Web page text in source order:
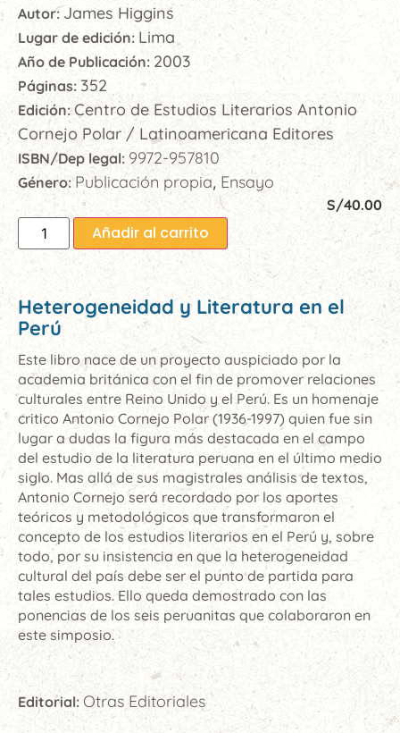
Autor: James Higgins
Lugar de edición: Lima
Año de Publicación: 2003
Páginas: 352
Edición:Centro de Estudios Literarios Antonio
Cornejo Polar / Latinoamericana Editores
ISBN/Dep legal: 9972-957810
Género:Publicación propia, Ensayo
S/40.00
Añadir al carrito
Heterogeneidad y Literatura en el
Perú
Este libro nace de un proyecto auspiciado por la
academia británica con el fin de promover relaciones
culturales entre Reino Unido y el Perú. Es un homenaje
critico Antonio Cornejo Polar (1936-1997) quien fue sin
lugar a dudas la figura más destacada en el campo
del estudio de la literatura peruana en el último medio
siglo. Mas allá de sus magistrales análisis de textos,
Antonio Cornejo será recordado por los aportes
teóricos y metodológicos que transformaron el
concepto de los estudios literarios en el Perú y, sobre
todo, por su insistencia en que la heterogeneidad
cultural del país debe ser el punto de partida para
tales estudios. Ello queda demostrado con las
ponencias de los seis peruanitas que colaboraron en
este simposio.
Editorial: Otras Editoriales